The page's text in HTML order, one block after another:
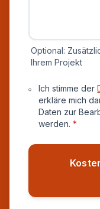
Optional:
Ihrem Projekt
Datenschutz
Ich stimme der
erkläre mich
Daten zur
werden. *